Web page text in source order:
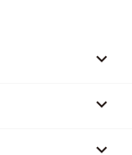


